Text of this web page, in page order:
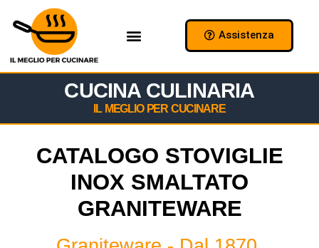
Assistenza
CUCINA CULINARIA
IL MEGLIO PER CUCINARE
CATALOGO STOVIGLIE
INOX SMALTATO
GRANITEWARE